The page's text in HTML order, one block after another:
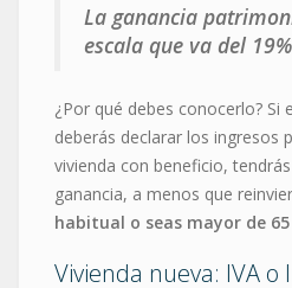
La ganancia
escala que va del
¿Por qué debes conocerlo? Si
deberás declarar los ingresos
vivienda con beneficio,
ganancia, a menos que
habitual o seas mayor de
Vivienda nueva: IVA